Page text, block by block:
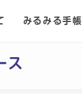
みるみる手帳
ス